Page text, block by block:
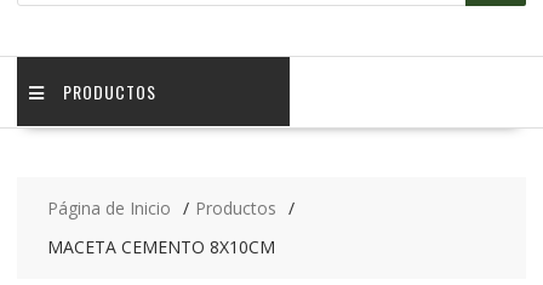
PRODUCTOS
Página de Inicio
Productos
MACETA CEMENTO 8X10CM